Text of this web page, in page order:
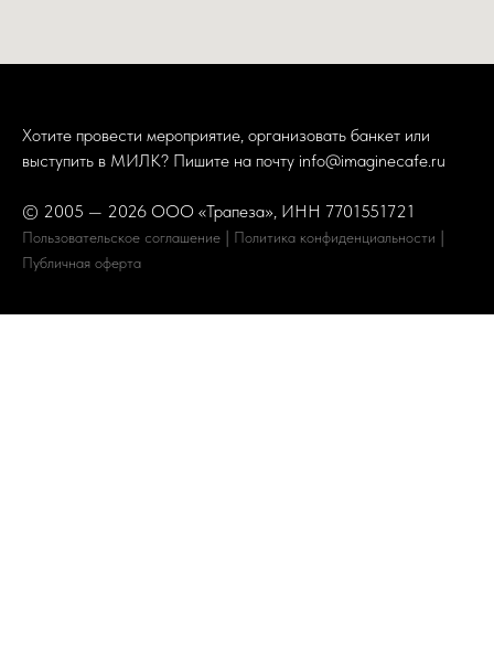
Хотите провести мероприятие, организовать банкет или
выступить в МИЛК? Пишите на почту info@imaginecafe.ru
© 2005 — 2026 ООО «Трапеза», ИНН 7701551721
Пользовательское соглашение | Политика конфиденциальности |
Публичная оферта